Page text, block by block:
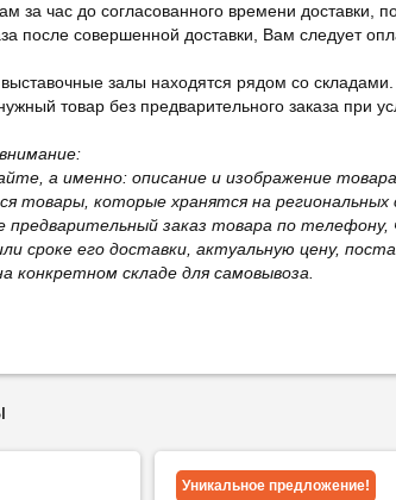
за час до согласованного времени доставки,
после совершенной доставки, Вам следует
залы находятся рядом со
товар без предварительного заказа при
а именно: описание и изображение
товары, которые хранятся на региональных
предварительный заказ товара по
сроке его доставки, актуальную цену,
конкретном складе для самовывоза.
Уникальное предложение!